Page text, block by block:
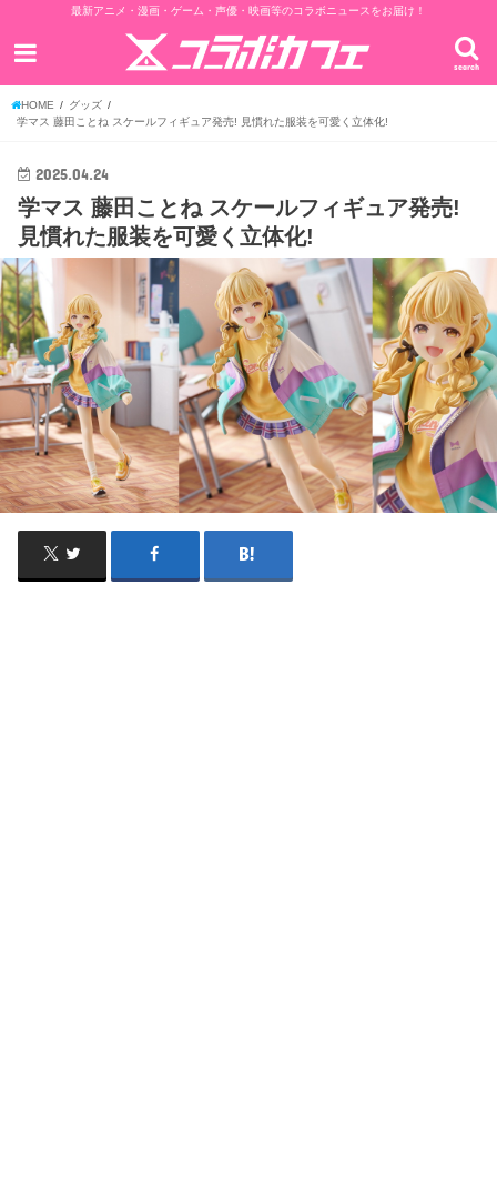
最新アニメ・漫画・ゲーム・声優・映画等のコラボニュースをお届け！
search
HOME
グッズ
学マス 藤田ことね スケールフィギュア発売! 見慣れた服装を可愛く立体化!
2025.04.24
学マス 藤田ことね スケールフィギュア発売!
見慣れた服装を可愛く立体化!